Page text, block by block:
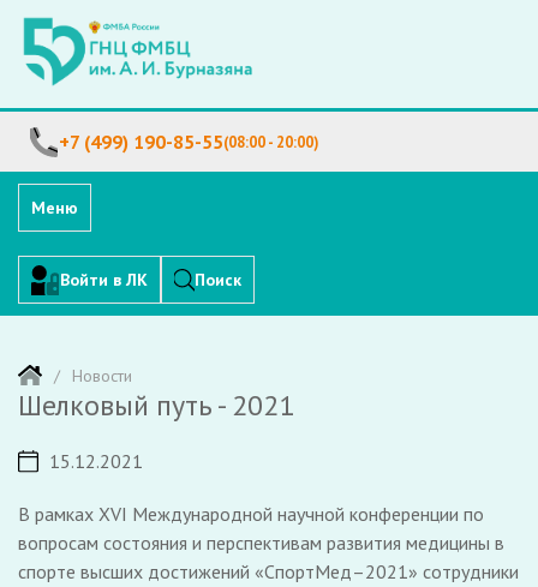
+7 (499) 190-85-55(08:00 - 20:00)
Меню
Войти в ЛК Поиск
Новости
Шелковый путь - 2021
15.12.2021
В рамках XVI Международной научной конференции по
вопросам состояния и перспективам развития медицины в
спорте высших достижений «СпортМед–2021» сотрудники